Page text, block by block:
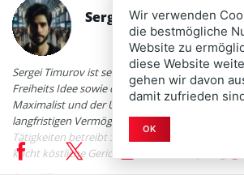
Sergei Timurov
Sergei Timurov ist seit 2016 großer Bitcoin Fan
Freiheits Idee sowie die Unabhängigkeit von
Maximalist und der Überzeugung, dass sich nur
langfristigen Vermögensaufbau eignet. Neben
Tätigkeiten betreibt Sergei Bitcoin Mining und
kocht köstliche Gerichte aus seiner
Wir verwenden
die bestmögliche
Website zu
diese Website
gehen wir davon
damit zufrieden
OK